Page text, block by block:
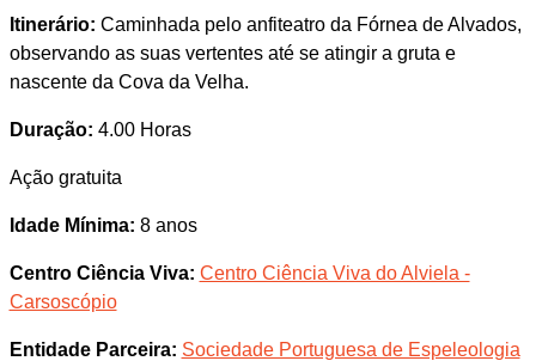
Itinerário: Caminhada pelo anfiteatro da Fórnea de Alvados,
observando as suas vertentes até se atingir a gruta e
nascente da Cova da Velha.
Duração: 4.00 Horas
Ação gratuita
Idade Mínima: 8 anos
Centro Ciência Viva: Centro Ciência Viva do Alviela -
Carsoscópio
Entidade Parceira: Sociedade Portuguesa de Espeleologia